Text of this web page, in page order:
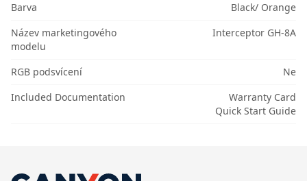
Barva
Black/ Orange
Název marketingového
modelu
Interceptor GH-8A
RGB podsvícení
Ne
Included Documentation
Warranty Card
Quick Start Guide